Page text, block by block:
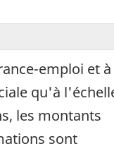
emploi et à
qu'à
les montants
sont